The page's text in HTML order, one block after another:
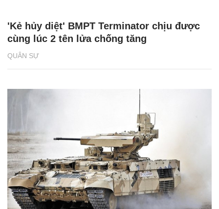
QUÂN SỰ
'Kẻ hủy diệt' BMPT Terminator chịu được
cùng lúc 2 tên lửa chống tăng